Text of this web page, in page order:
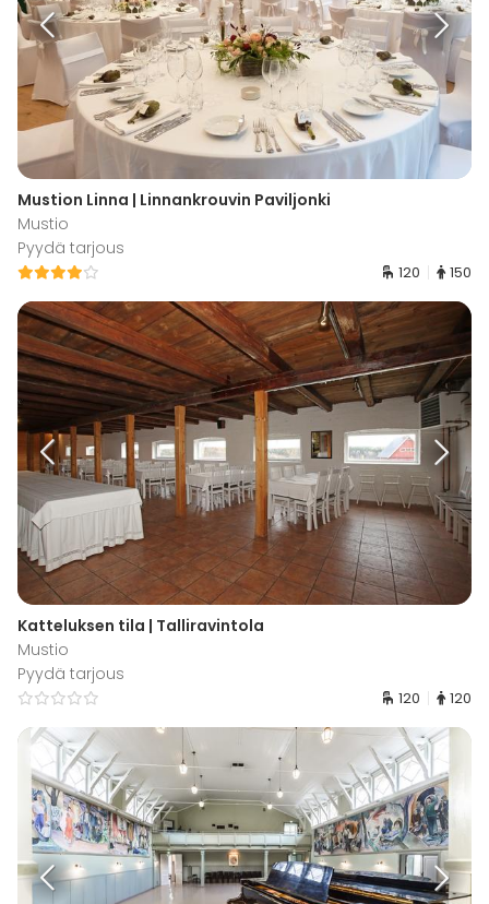
Mustion Linna | Linnankrouvin Paviljonki
Mustio
Pyydä tarjous
120 150
Katteluksen tila | Talliravintola
Mustio
Pyydä tarjous
120 120